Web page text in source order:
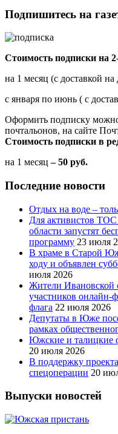
Подпишитесь на
Стоимость подписки на
на 1 месяц (с доставкой
с января по июнь ( с
Оформить подписку
почтальонов, на сайте
Стоимость подписки в
на 1 месяц – 50 руб.
Последние новости
Отдых на воде –
Для активистов ТОС
области запустят
программу 23 июля
В храме в Старой
ходу и объявлен
июля 2026
Жители Ивановской
участников онлайн-
флага 22 июля 2026
Депутаты в Юже
рамках
Южские и талицкие
20 июля 2026
В поддержку
спецоперации 20
Выпуски новостей